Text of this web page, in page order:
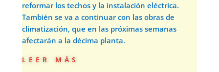
reformar los techos y la instalación eléctrica.
También se va a continuar con las obras de
climatización, que en las próximas semanas
afectarán a la décima planta.
leer más